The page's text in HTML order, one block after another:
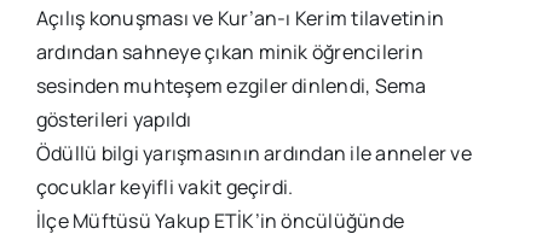
Açılış konuşması ve Kur’an-ı Kerim tilavetinin
ardından sahneye çıkan minik öğrencilerin
sesinden muhteşem ezgiler dinlendi, Sema
gösterileri yapıldı
Ödüllü bilgi yarışmasının ardından ile anneler ve
çocuklar keyifli vakit geçirdi.
İlçe Müftüsü Yakup ETİK’in öncülüğünde